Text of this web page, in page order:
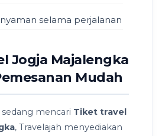
selama perjalanan
Jogja Majalengka
Mudah
mencari Tiket travel
, Travelajah menyediakan